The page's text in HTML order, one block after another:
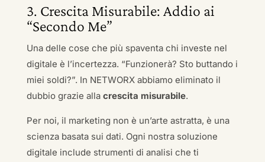
3. Crescita Misurabile: Addio ai
“Secondo Me”
Una delle cose che più spaventa chi investe nel
digitale è l’incertezza. “Funzionerà? Sto buttando i
miei soldi?”. In NETWORX abbiamo eliminato il
dubbio grazie alla crescita misurabile.
Per noi, il marketing non è un’arte astratta, è una
scienza basata sui dati. Ogni nostra soluzione
digitale include strumenti di analisi che ti